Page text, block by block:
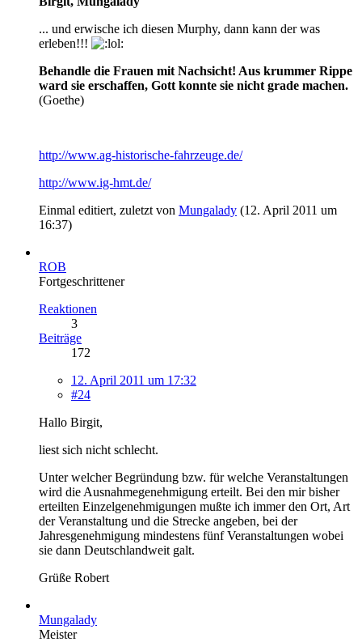
... und erwische ich diesen Murphy, dann kann der was
erleben!!!
Behandle die Frauen mit Nachsicht! Aus krummer Rippe
ward sie erschaffen, Gott konnte sie nicht grade machen.
(Goethe)
http://www.ag-historische-fahrzeuge.de/
http://www.ig-hmt.de/
Einmal editiert, zuletzt von Mungalady (12. April 2011 um
16:37)
ROB
Fortgeschrittener
Reaktionen
3
Beiträge
172
12. April 2011 um 17:32
#24
Hallo Birgit,
liest sich nicht schlecht.
Unter welcher Begründung bzw. für welche Veranstaltungen
wird die Ausnahmegenehmigung erteilt. Bei den mir bisher
erteilten Einzelgenehmigungen mußte ich immer den Ort, Art
der Veranstaltung und die Strecke angeben, bei der
Jahresgenehmigung mindestens fünf Veranstaltungen wobei
sie dann Deutschlandweit galt.
Grüße Robert
Mungalady
Meister